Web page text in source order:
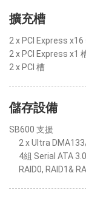
擴充槽
2 x PCI Express
2 x PCI Express x1
2 x PCI 槽
儲存設備
SB600 支援
2 x Ultra
4組 Serial ATA
RAID0, RAID1&